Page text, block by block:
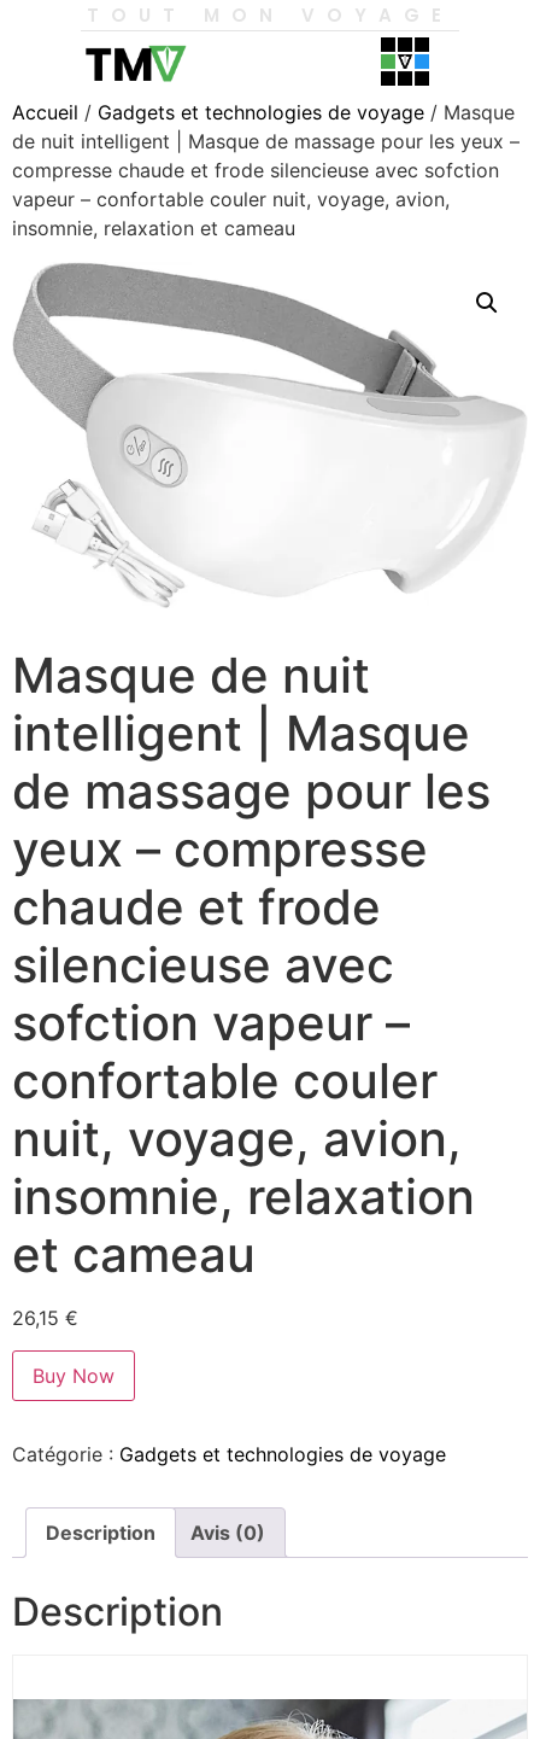
TOUT MON VOYAGE
Accueil / Gadgets et technologies de voyage / Masque
de nuit intelligent | Masque de massage pour les yeux –
compresse chaude et frode silencieuse avec sofction
vapeur – confortable couler nuit, voyage, avion,
insomnie, relaxation et cameau
Masque de nuit
intelligent | Masque
de massage pour les
yeux – compresse
chaude et frode
silencieuse avec
sofction vapeur –
confortable couler
nuit, voyage, avion,
insomnie, relaxation
et cameau
26,15 €
Buy Now
Catégorie : Gadgets et technologies de voyage
Description Avis (0)
Description